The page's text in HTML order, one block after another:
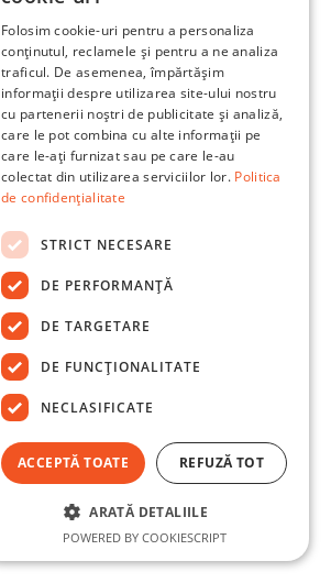
Folosim cookie-uri pentru a personaliza
conținutul, reclamele și pentru a ne analiza
traficul. De asemenea, împărtășim
informații despre utilizarea site-ului nostru
cu partenerii noștri de publicitate și analiză,
care le pot combina cu alte informații pe
care le-ați furnizat sau pe care le-au
colectat din utilizarea serviciilor lor. Politica
de confidențialitate
STRICT NECESARE
DE PERFORMANȚĂ
DE TARGETARE
DE FUNCŢIONALITATE
NECLASIFICATE
ACCEPTĂ TOATE REFUZĂ TOT
ARATĂ DETALIILE
POWERED BY COOKIESCRIPT